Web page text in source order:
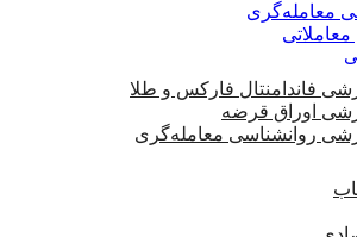
معامله‌گری
معاملاتی
فاندامنتال فارکس و طلا
اوراق قرضه
روانشناسی معامله‌گری